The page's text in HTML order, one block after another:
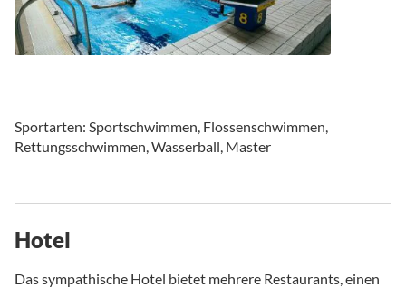
Sportarten: Sportschwimmen, Flossenschwimmen,
Rettungsschwimmen, Wasserball, Master
Hotel
Das sympathische Hotel bietet mehrere Restaurants, einen